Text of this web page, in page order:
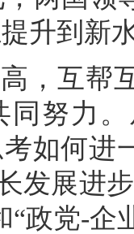
升到新
，互帮
同努力
如何进
发展进
“政党-企